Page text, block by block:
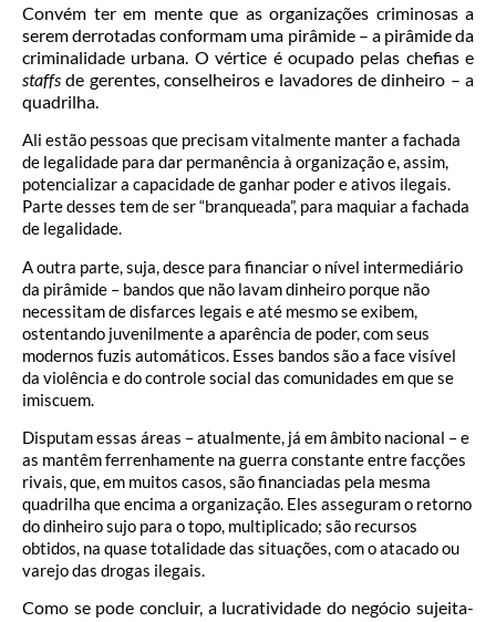
Convém ter em mente que as organizações criminosas a
serem derrotadas conformam uma pirâmide – a pirâmide da
criminalidade urbana. O vértice é ocupado pelas chefias e
staffs de gerentes, conselheiros e lavadores de dinheiro – a
quadrilha.
Ali estão pessoas que precisam vitalmente manter a fachada
de legalidade para dar permanência à organização e, assim,
potencializar a capacidade de ganhar poder e ativos ilegais.
Parte desses tem de ser “branqueada”, para maquiar a fachada
de legalidade.
A outra parte, suja, desce para financiar o nível intermediário
da pirâmide – bandos que não lavam dinheiro porque não
necessitam de disfarces legais e até mesmo se exibem,
ostentando juvenilmente a aparência de poder, com seus
modernos fuzis automáticos. Esses bandos são a face visível
da violência e do controle social das comunidades em que se
imiscuem.
Disputam essas áreas – atualmente, já em âmbito nacional – e
as mantêm ferrenhamente na guerra constante entre facções
rivais, que, em muitos casos, são financiadas pela mesma
quadrilha que encima a organização. Eles asseguram o retorno
do dinheiro sujo para o topo, multiplicado; são recursos
obtidos, na quase totalidade das situações, com o atacado ou
varejo das drogas ilegais.
Como se pode concluir, a lucratividade do negócio sujeita-